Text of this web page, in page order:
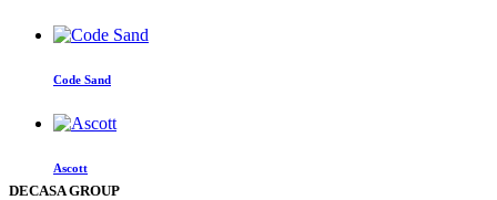
Code Sand
Ascott
DECASA GROUP